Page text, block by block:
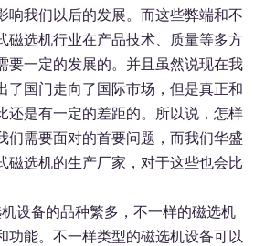
响我们以后的发展。而这些弊端和不
磁选机行业在产品技术、质量等多方
要一定的发展的。并且虽然说现在我
了国门走向了国际市场，但是真正和
还是有一定的差距的。所以说，怎样
们需要面对的首要问题，而我们华盛
磁选机的生产厂家，对于这些也会比
设备的品种繁多，不一样的磁选机
功能。不一样类型的磁选机设备可以